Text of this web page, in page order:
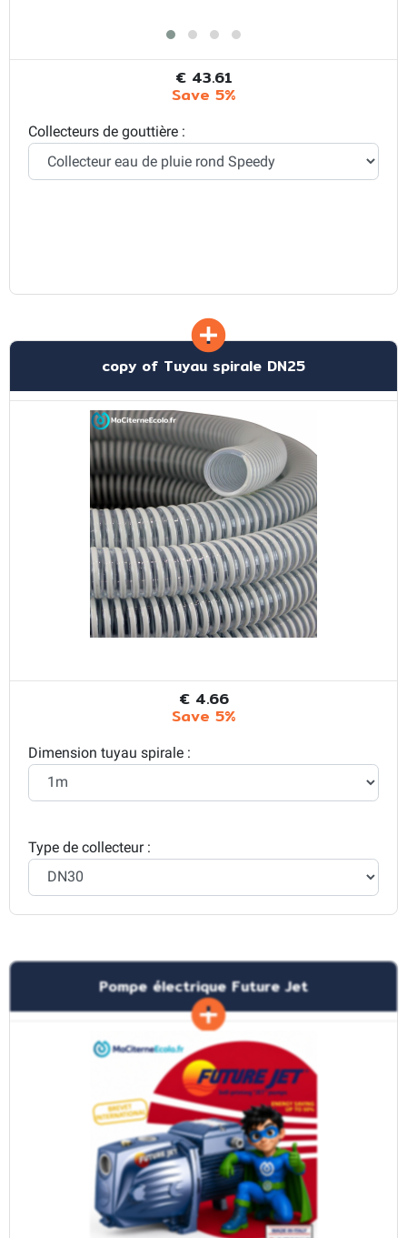
€ 43.61
Save 5%
Collecteurs de gouttière :
copy of Tuyau spirale DN25
€ 4.66
Save 5%
Dimension tuyau spirale :
Type de collecteur :
Pompe électrique Future Jet